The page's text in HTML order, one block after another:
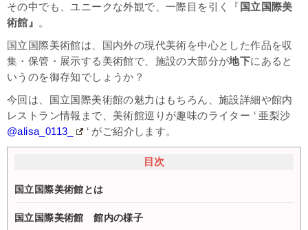
その中でも、ユニークな外観で、一際目を引く『 国立国際美
術館』
。
国立国際美術館は、
国内外の現代美術を中心とした作品を収
集・保管・展示する美術館で、施設の大部分が地下にあると
いうのを御存知でしょうか？
今回は、国立国際美術館の魅力はもちろん、施設詳細や館内
レストラン情報まで、 美術館巡りが趣味のライター ‘ 亜梨沙
@alisa_0113_
‘ がご紹介します。
目次
国立国際美術館とは
国立国際美術館 館内の様子